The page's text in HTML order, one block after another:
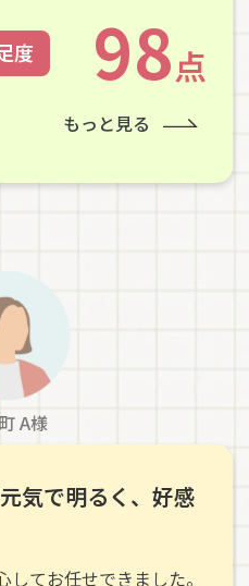
度 98点
もっと見る
A様
気で明るく、好感
てお任せできました。